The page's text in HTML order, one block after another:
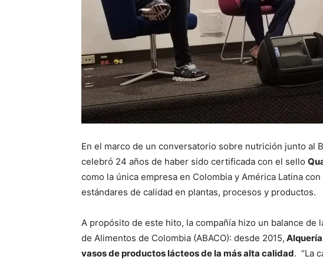
En el marco de un conversatorio sobre nutrición junto al
celebró 24 años de haber sido certificada con el sello
como la única empresa en Colombia y América Latina
estándares de calidad en plantas, procesos y productos.
A propósito de este hito, la compañía hizo un balance de
de Alimentos de Colombia (ABACO): desde 2015,
vasos de productos lácteos de la más alta calidad. “La